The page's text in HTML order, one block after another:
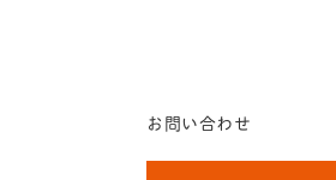
お問い合わせ